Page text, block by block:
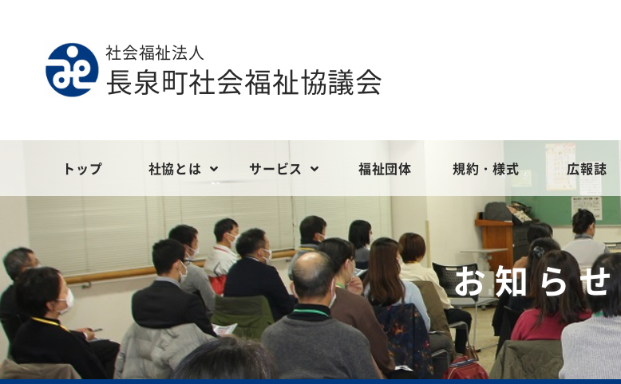
社会福祉法人
長泉町社会福祉協議会
トップ 社協とは
社会福祉協議会とは 社会福祉協議会のめざすもの
長泉町社会福祉協議会の財政 会員の募集 地域福祉活動計画
サービス
ボランティア 高齢者福祉
こども福祉 介護サービス事業 ご寄付・募金
福祉団体 規約・様式 広報誌
現況報告 地域福祉活動計画
事業報告 決算報告 苦情解決窓口設置事業
理事会・評議員会議事録 介護事業所運営規程等
お知らせ